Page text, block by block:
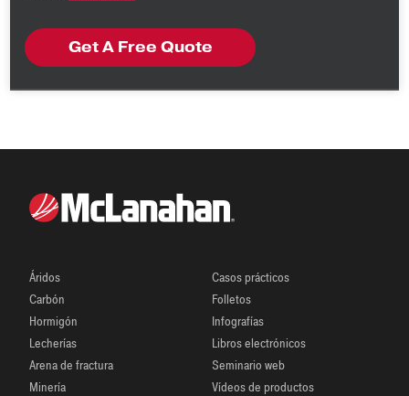
Áridos
Carbón
Hormigón
Lecherías
Arena de fractura
Minería
Casos prácticos
Folletos
Infografías
Libros electrónicos
Seminario web
Vídeos de productos